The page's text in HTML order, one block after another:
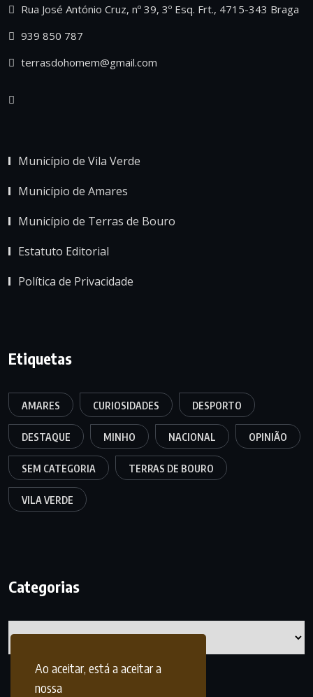
Ao aceitar, está a aceitar a
nossa
Rua José António Cruz, nº 39, 3º Esq. Frt., 4715-343 Braga
939 850 787
terrasdohomem@gmail.com
Município de Vila Verde
Município de Amares
Município de Terras de Bouro
Estatuto Editorial
Política de Privacidade
Etiquetas
AMARES CURIOSIDADES DESPORTO
DESTAQUE MINHO NACIONAL OPINIÃO
SEM CATEGORIA TERRAS DE BOURO
VILA VERDE
Categorias